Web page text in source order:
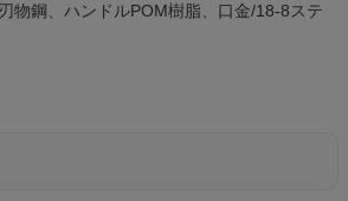
物鋼、ハンドルPOM樹脂、口金/18-8ステ